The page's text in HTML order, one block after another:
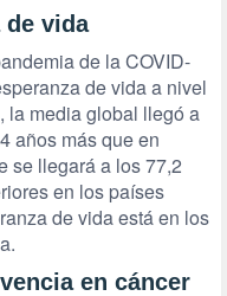
de vida
de la COVID-
de vida a nivel
la media global llegó a
años más que en
se llegará a los 77,2
en los países
de vida está en los
en cáncer